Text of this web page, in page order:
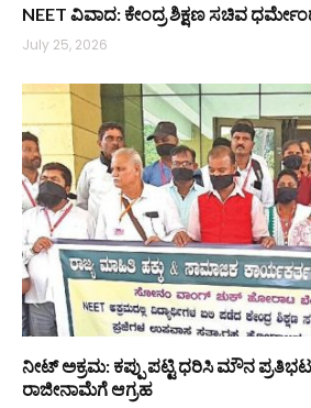
NEET ವಿವಾದ: ಕೇಂದ್ರ ಶಿಕ್ಷಣ ಸಚಿವ
July 25, 2026
ನೀಟ್ ಅಕ್ರಮ: ಕಪ್ಪು ಪಟ್ಟಿ ಧರಿಸಿ ಮೌನ
ರಾಜೀನಾಮೆಗೆ ಆಗ್ರಹ